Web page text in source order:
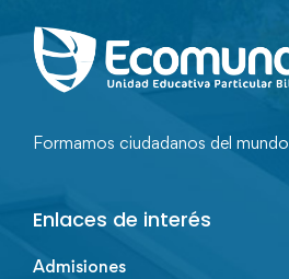
Formamos ciudadanos del mundo
Enlaces de interés
Admisiones